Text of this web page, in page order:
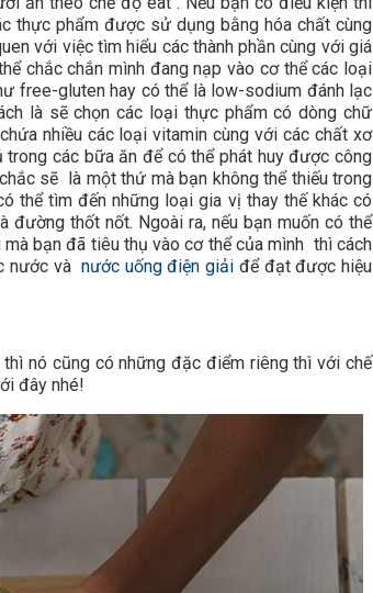
thực phẩm được sử dụng bằng hóa chất cùng
với việc tìm hiểu các thành phần cùng với giá
chắc chắn mình đang nạp vào cơ thể các loại
free-gluten hay có thể là low-sodium đánh lạc
là sẽ chọn các loại thực phẩm có dòng chữ
nhiều các loại vitamin cùng với các chất xơ
các bữa ăn để có thể phát huy được công
sẽ là một thứ mà bạn không thể thiếu trong
thể tìm đến những loại gia vị thay thế khác có
thốt nốt. Ngoài ra, nếu bạn muốn có thể
bạn đã tiêu thụ vào cơ thể của mình thì cách
nước vànước uống điện giải để đạt được hiệu
nó cũng có những đặc điểm riêng thì với chế
đây nhé!